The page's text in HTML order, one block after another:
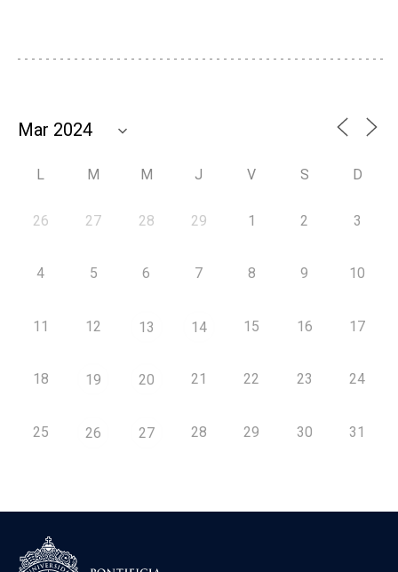
L M M J V S D
26 27 28 29 1 2 3
4 5 6 7 8 9 10
11 12 13 14 15 16 17
18 19 20 21 22 23 24
25 26 27 28 29 30 31